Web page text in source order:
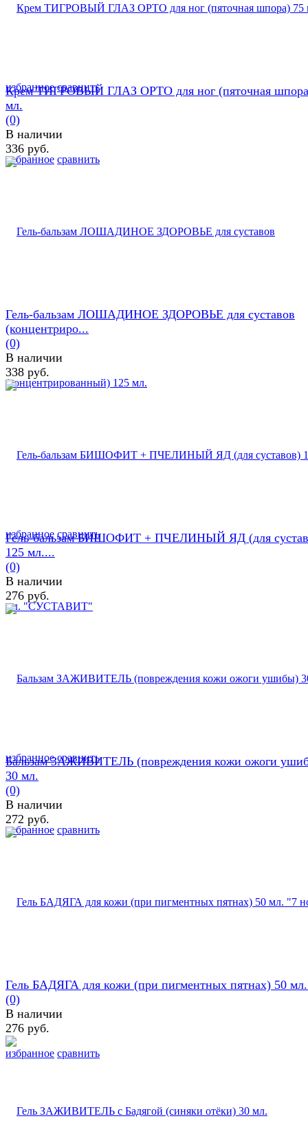
избранное сравнить
избранное сравнить
Крем ТИГРОВЫЙ ГЛАЗ ОРТО для ног (пяточная
мл.
(0)
В наличии
336 руб.
избранное сравнить
Гель-бальзам ЛОШАДИНОЕ ЗДОРОВЬЕ для суставов
(концентриро...
(0)
В наличии
338 руб.
избранное сравнить
Гель-бальзам БИШОФИТ + ПЧЕЛИНЫЙ ЯД (для
125 мл....
(0)
В наличии
276 руб.
избранное сравнить
Бальзам ЗАЖИВИТЕЛЬ (повреждения кожи ожоги
30 мл.
(0)
В наличии
272 руб.
избранное сравнить
Гель БАДЯГА для кожи (при пигментных пятнах) 50
(0)
В наличии
276 руб.